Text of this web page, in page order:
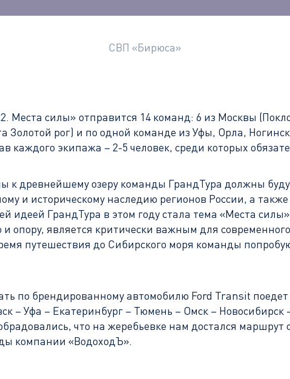
СВП «Бирюса»
Места силы» отправится 14 команд: 6 из Москвы
Золотой рог) и по одной команде из Уфы, Орла,
каждого экипажа – 2-5 человек, среди которых
к древнейшему озеру команды ГрандТура должны
и историческому наследию регионов России, а
ГрандТура в этом году стала тема «Места
опору, является критически важным для
путешествия до Сибирского моря команды
по брендированному автомобилю Ford Transit поедет
– Уфа – Екатеринбург – Тюмень – Омск – Новосибирск
что на жеребьевке нам достался
компании «ВодоходЪ».